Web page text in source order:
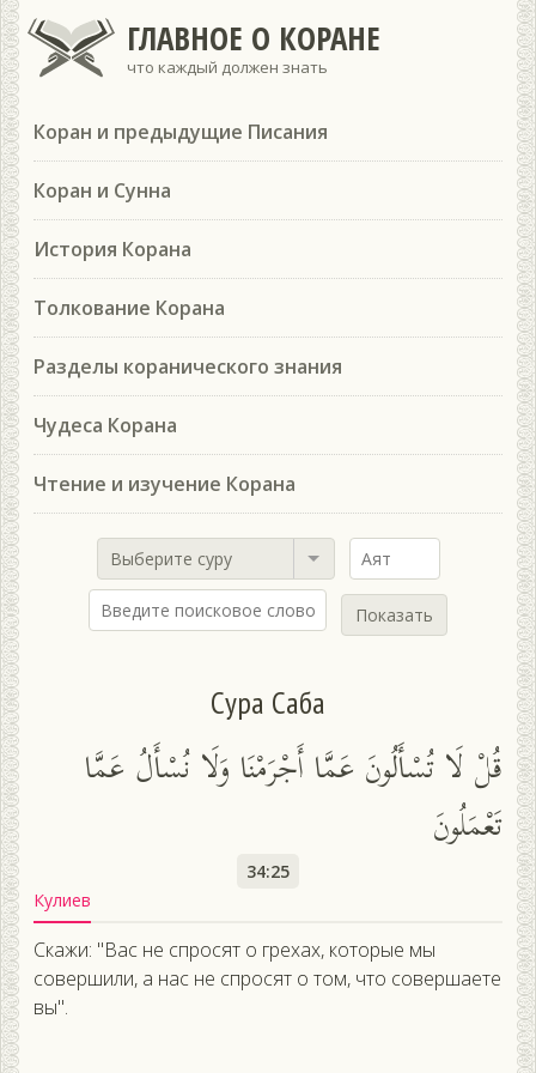
ГЛАВНОЕ О КОРАНЕ
что каждый должен знать
Коран и предыдущие Писания
Коран и Сунна
История Корана
Толкование Корана
Разделы коранического знания
Чудеса Корана
Чтение и изучение Корана
Выберите суру
Показать
Сура Саба
قُلْ لَا تُسْأَلُونَ عَمَّا أَجْرَمْنَا وَلَا نُسْأَلُ عَمَّا
تَعْمَلُونَ
34:25
Кулиев
Скажи: "Вас не спросят о грехах, которые мы
совершили, а нас не спросят о том, что совершаете
вы".